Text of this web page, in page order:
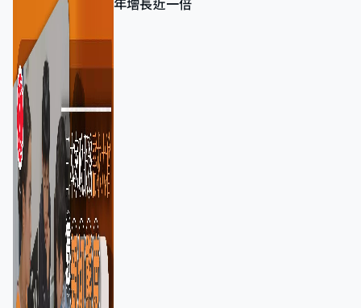
年增長近一倍